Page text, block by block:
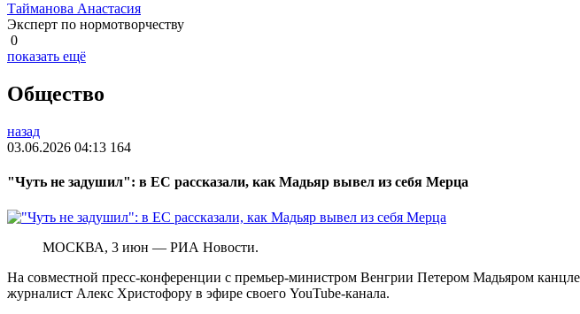
Тайманова Анастасия
Эксперт по нормотворчеству
0
показать ещё
Общество
назад
03.06.2026 04:13 164
"Чуть не задушил": в ЕС рассказали, как Мадьяр вывел из себя Мерца
МОСКВА, 3 июн — РИА Новости.
На совместной пресс-конференции с премьер-министром Венгрии Петером Мадьяром
журналист Алекс Христофору в эфире своего YouTube-канала.